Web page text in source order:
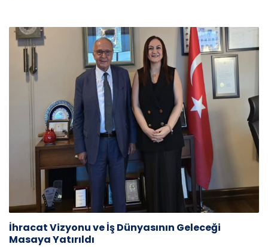
İhracat Vizyonu ve İş Dünyasının Geleceği
Masaya Yatırıldı